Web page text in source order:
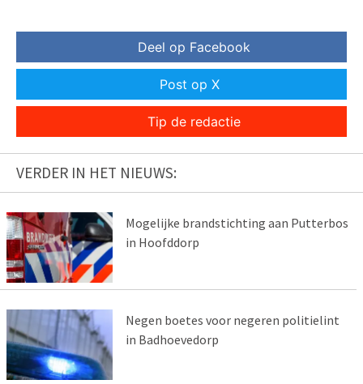
Deel op Facebook
Post op X
Tip de redactie
VERDER IN HET NIEUWS:
Mogelijke brandstichting aan Putterbos
in Hoofddorp
Negen boetes voor negeren politielint
in Badhoevedorp